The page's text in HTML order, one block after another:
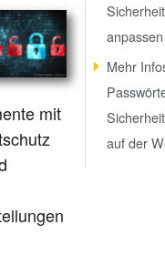
mit
anpassen
Mehr
auf der